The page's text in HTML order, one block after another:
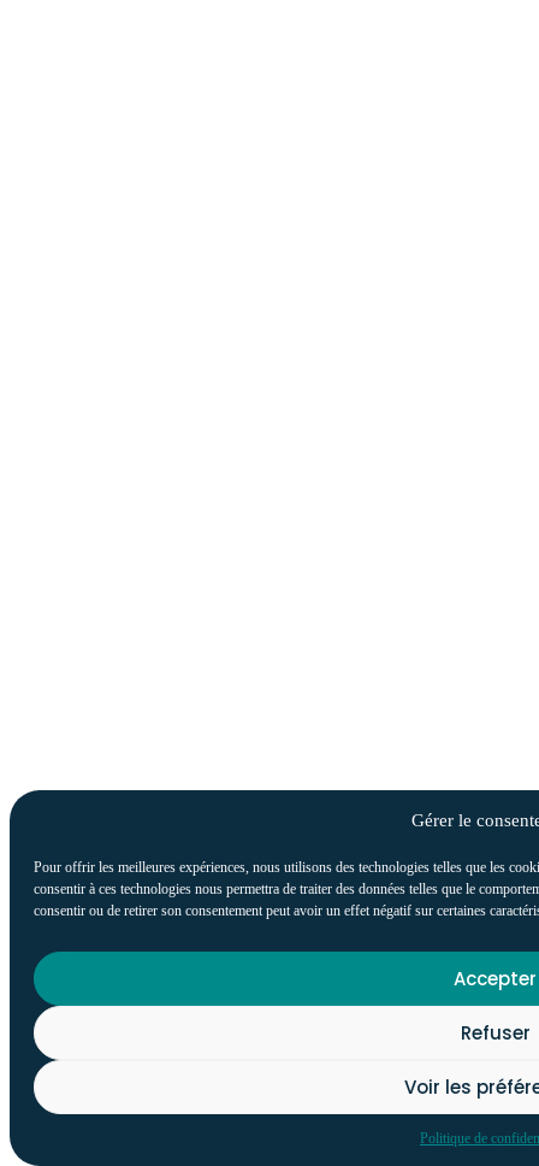
Gérer le
Pour offrir les meilleures expériences, nous utilisons des technologies telles que les
consentir à ces technologies nous permettra de traiter des données telles que le
consentir ou de retirer son consentement peut avoir un effet négatif sur certaines
Accepter
Refuser
Voir les
Politique de